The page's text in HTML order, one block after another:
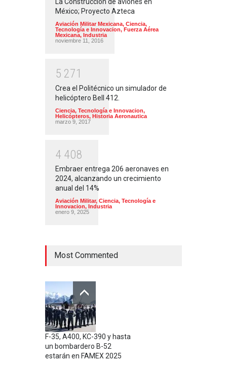
México; Proyecto Azteca
Aviación Militar Mexicana, Ciencia,
Tecnología e Innovacion, Fuerza Aérea
Mexicana, Industria
noviembre 11, 2016
5 271
Crea el Politécnico un simulador de
helicóptero Bell 412.
Ciencia, Tecnología e Innovacion,
Helicópteros, Historia Aeronautica
marzo 9, 2017
4 408
Embraer entrega 206 aeronaves en
2024, alcanzando un crecimiento
anual del 14%
Aviación Militar, Ciencia, Tecnología e
Innovacion, Industria
enero 9, 2025
Most Commented
F-35, A400, KC-390 y hasta
un bombardero B-52
estarán en FAMEX 2025